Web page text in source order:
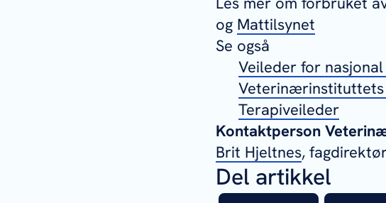
og Mattilsynet
Se også
Veileder for
Veterinærinstituttets
Terapiveileder
Kontaktperson
Brit Hjeltnes,
Del artikkel